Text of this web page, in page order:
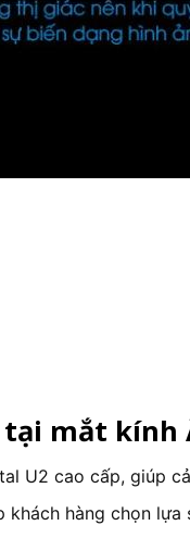
tại mắt kính
U2 cao cấp, giúp
hàng chọn lựa